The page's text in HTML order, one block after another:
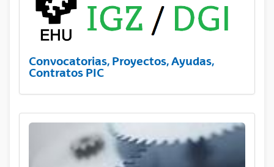
Convocatorias, Proyectos, Ayudas,
Contratos PIC